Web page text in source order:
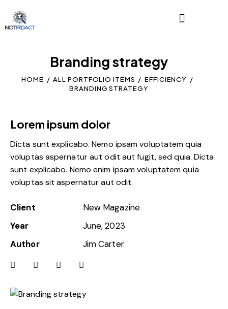
Branding strategy
HOME ALL PORTFOLIO ITEMS
EFFICIENCY
BRANDING STRATEGY
Lorem ipsum dolor
Dicta sunt explicabo. Nemo ipsam voluptatem quia
voluptas aspernatur aut odit aut fugit, sed quia. Dicta
sunt explicabo. Nemo enim ipsam voluptatem quia
voluptas sit aspernatur aut odit.
Client
New Magazine
Year
June, 2023
Author
Jim Carter